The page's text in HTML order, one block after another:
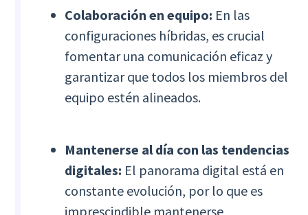
Colaboración en equipo: En las
configuraciones híbridas, es crucial
fomentar una comunicación eficaz y
garantizar que todos los miembros del
equipo estén alineados.
Mantenerse al día con las tendencias
digitales: El panorama digital está en
constante evolución, por lo que es
imprescindible mantenerse